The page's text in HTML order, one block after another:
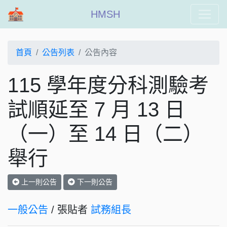
HMSH
首頁 公告列表 公告內容
115 學年度分科測驗考
試順延至 7 月 13 日
（一）至 14 日（二）
舉行
上一則公告 下一則公告
一般公告 / 張貼者 試務組長